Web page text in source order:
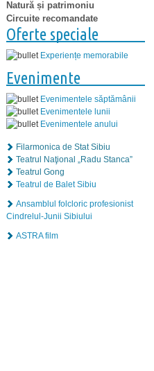
Natură și patrimoniu
Circuite recomandate
Oferte speciale
Experiențe memorabile
Evenimente
Evenimentele săptămânii
Evenimentele lunii
Evenimentele anului
Filarmonica de Stat Sibiu
Teatrul Naţional „Radu Stanca”
Teatrul Gong
Teatrul de Balet Sibiu
Ansamblul folcloric profesionist
Cindrelul-Junii Sibiului
ASTRA film